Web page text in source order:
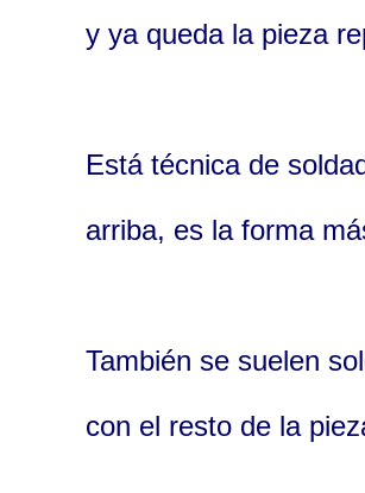
y ya queda la pieza
Está técnica de
arriba, es la forma
También se suelen
con el resto de la